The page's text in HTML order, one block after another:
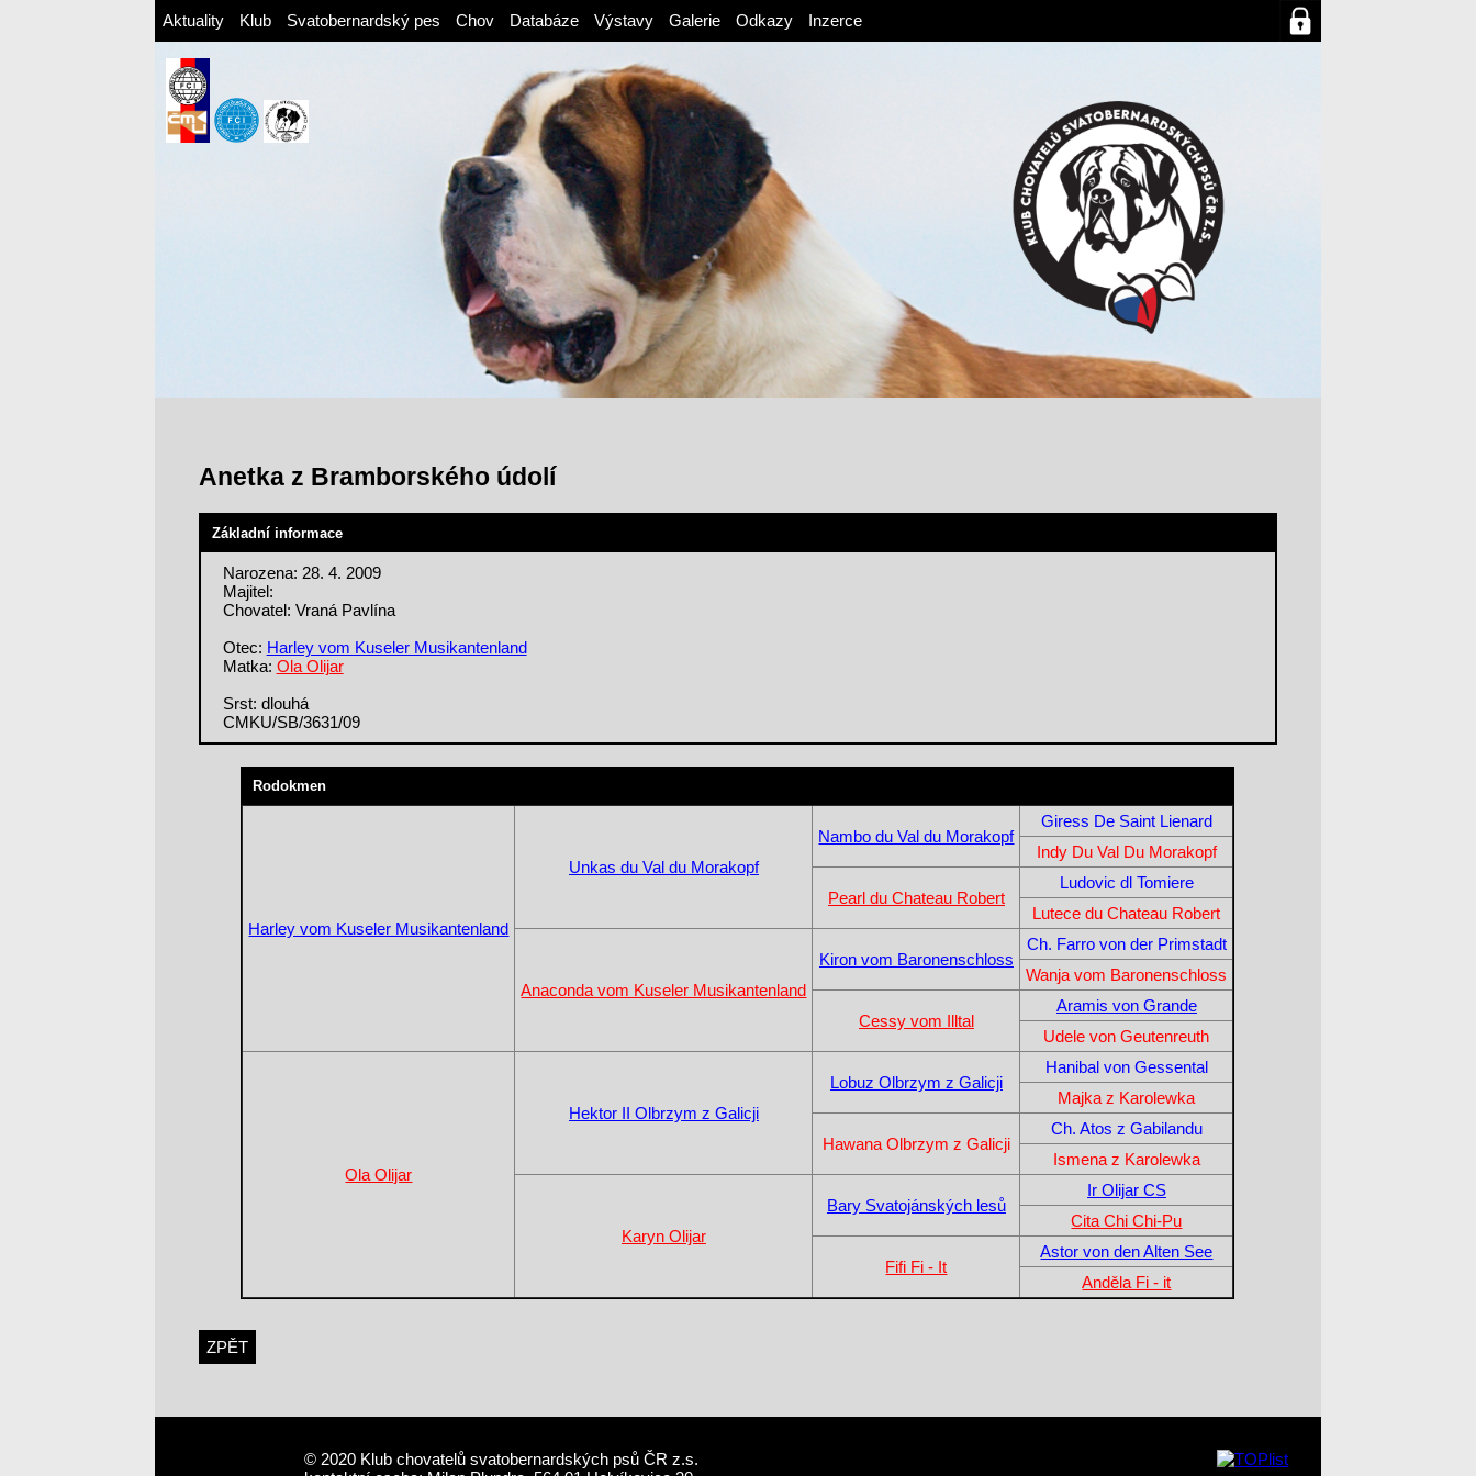
Aktuality Klub Svatobernardský pes Chov Databáze Výstavy Galerie Odkazy Inzerce
Anetka z Bramborského údolí
Základní informace
Narozena: 28. 4. 2009
Majitel:
Chovatel: Vraná Pavlína
Otec: Harley vom Kuseler Musikantenland
Matka: Ola Olijar
Srst: dlouhá
CMKU/SB/3631/09
Rodokmen
Harley vom Kuseler Musikantenland
Unkas du Val du Morakopf
Nambo du Val du Morakopf
Giress De Saint Lienard
Indy Du Val Du Morakopf
Pearl du Chateau Robert
Ludovic dl Tomiere
Lutece du Chateau Robert
Anaconda vom Kuseler Musikantenland
Kiron vom Baronenschloss
Ch. Farro von der Primstadt
Wanja vom Baronenschloss
Cessy vom Illtal
Aramis von Grande
Udele von Geutenreuth
Ola Olijar
Hektor II Olbrzym z Galicji
Lobuz Olbrzym z Galicji
Hanibal von Gessental
Majka z Karolewka
Hawana Olbrzym z Galicji
Ch. Atos z Gabilandu
Ismena z Karolewka
Karyn Olijar
Bary Svatojánských lesů
Ir Olijar CS
Cita Chi Chi-Pu
Fifi Fi - It
Astor von den Alten See
Anděla Fi - it
ZPĚT
© 2020 Klub chovatelů svatobernardských psů ČR z.s.